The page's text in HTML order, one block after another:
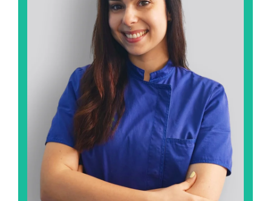
Irene Igual Sánchez
Para Irene lo más importante es su familia y sus
amigos. Su afición preferida es el canto para lo
que tiene grandes dotes cosa que aseguran el
resto de sus compañeros.
Ver su perfil profesional